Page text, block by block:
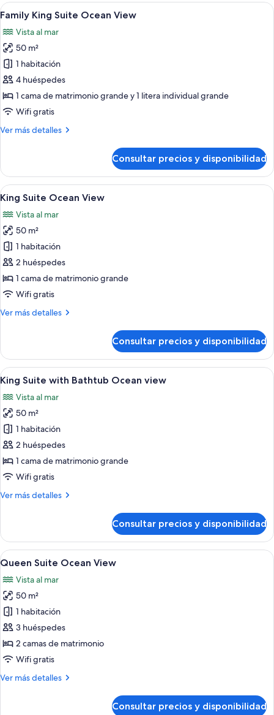
Abrir
todas
las
fotos
de
Family
King
Suite
View
Un dormitorio moderno con una
5
Family King Suite Ocean View
Vista al mar
50 m²
1 habitación
4 huéspedes
1 cama de matrimonio grande y 1 litera individual grande
Wifi gratis
Ver más detalles
Más
King
Suite
Ocean
View
Consultar precios y disponibilidad
Abrir
todas
las
fotos
de
King
Suite
Ocean
Habitación de hotel con cama,
6
King Suite Ocean View
Vista al mar
50 m²
1 habitación
2 huéspedes
1 cama de matrimonio grande
Wifi gratis
Ver más detalles
Más
Suite
Ocean
View
Consultar precios y disponibilidad
Abrir
todas
las
fotos
de
King
Suite
with
Bathtub
Ocean
Un hotel moderno con una bañera
5
King Suite with Bathtub Ocean view
Vista al mar
50 m²
1 habitación
2 huéspedes
1 cama de matrimonio grande
Wifi gratis
Ver más detalles
Más
Suite
with
Bathtub
view
Consultar precios y disponibilidad
Abrir
todas
las
fotos
de
Queen
Suite
Ocean
Habitación de hotel con dos camas,
5
Queen Suite Ocean View
Vista al mar
50 m²
1 habitación
3 huéspedes
2 camas de matrimonio
Wifi gratis
Ver más detalles
Más
Consultar precios y disponibilidad